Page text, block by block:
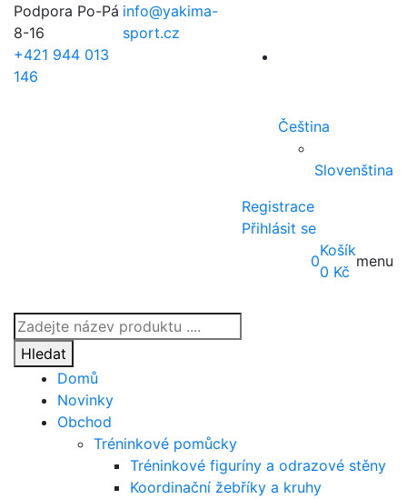
Podpora Po-Pá
8-16
+421 944 013
146
info@yakima-
sport.cz
Čeština
Slovenština
Registrace
Přihlásit se
Products
search
Hledat
0
Košík
0 Kč
menu
Domů
Novinky
Obchod
Tréninkové pomůcky
Tréninkové figuríny a odrazové stěny
Koordinační žebříky a kruhy